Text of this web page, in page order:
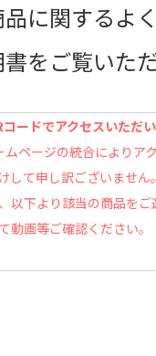
に関するよ
をご覧いただ
ードでアクセスいただ
ページの統合によりア
して申し訳ございません。
下より該当の商品をご
動画等ご確認ください。